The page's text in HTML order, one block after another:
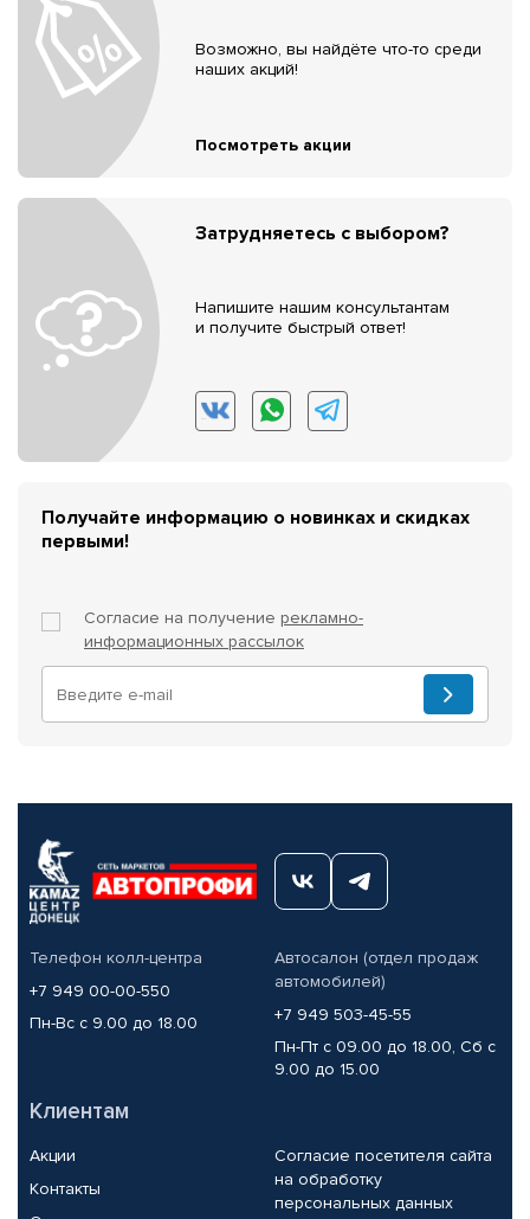
Возможно, вы найдёте что-то среди
наших акций!
Посмотреть акции
Затрудняетесь с выбором?
Напишите нашим консультантам
и получите быстрый ответ!
Получайте информацию о новинках и скидках
первыми!
Согласие на получение рекламно-
информационных рассылок
Телефон колл-центра
+7 949 00-00-550
Пн-Вс с 9.00 до 18.00
Автосалон (отдел продаж
автомобилей)
+7 949 503-45-55
Пн-Пт с 09.00 до 18.00, Сб с
9.00 до 15.00
Клиентам
Акции
Контакты
Согласие посетителя сайта
на обработку
персональных данных